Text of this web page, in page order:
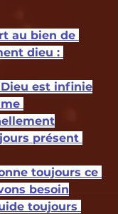
au bien de
dieu :
est infinie
présent
toujours ce
besoin
toujours